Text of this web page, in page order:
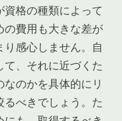
格の種類によって
の費用も大きな差が
感心しません。自
、それに近づくた
のかを具体的にリ
べきでしょう。た